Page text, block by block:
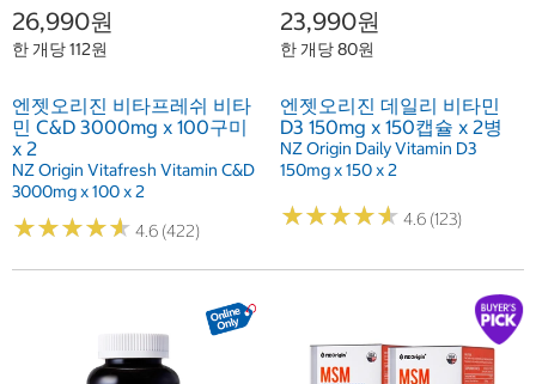
26,990원
한 개당 112원
엔젯오리진 비타프레쉬 비타
민 C&D 3000mg x 100구미
x 2
NZ Origin Vitafresh Vitamin C&D
3000mg x 100 x 2
★★★★★
★★★★★ 4.6 (422)
23,990원
한 개당 80원
엔젯오리진 데일리 비타민
D3 150mg x 150캡슐 x 2병
NZ Origin Daily Vitamin D3
150mg x 150 x 2
★★★★★
★★★★★ 4.6 (123)